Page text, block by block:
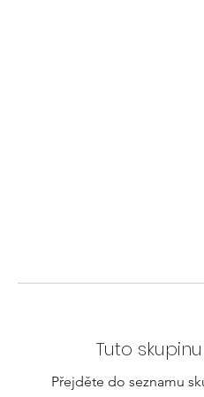
Tuto
Přejděte do seznamu